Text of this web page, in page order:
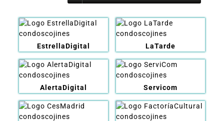
EstrellaDigital LaTarde
AlertaDigital Servicom